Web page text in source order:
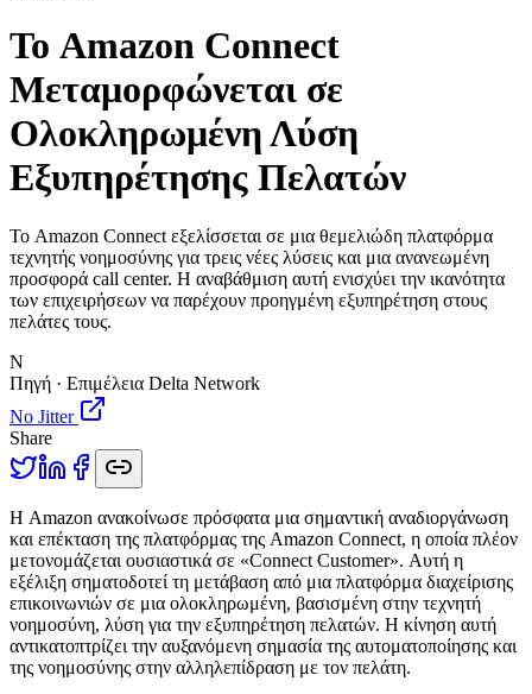
Το Amazon Connect
Μεταμορφώνεται σε
Ολοκληρωμένη Λύση
Εξυπηρέτησης Πελατών
Το Amazon Connect εξελίσσεται σε μια θεμελιώδη πλατφόρμα
τεχνητής νοημοσύνης για τρεις νέες λύσεις και μια ανανεωμένη
προσφορά call center. Η αναβάθμιση αυτή ενισχύει την ικανότητα
των επιχειρήσεων να παρέχουν προηγμένη εξυπηρέτηση στους
πελάτες τους.
N
Πηγή · Επιμέλεια Delta Network
No Jitter
Share
Η Amazon ανακοίνωσε πρόσφατα μια σημαντική αναδιοργάνωση
και επέκταση της πλατφόρμας της Amazon Connect, η οποία πλέον
μετονομάζεται ουσιαστικά σε «Connect Customer». Αυτή η
εξέλιξη σηματοδοτεί τη μετάβαση από μια πλατφόρμα διαχείρισης
επικοινωνιών σε μια ολοκληρωμένη, βασισμένη στην τεχνητή
νοημοσύνη, λύση για την εξυπηρέτηση πελατών. Η κίνηση αυτή
αντικατοπτρίζει την αυξανόμενη σημασία της αυτοματοποίησης και
της νοημοσύνης στην αλληλεπίδραση με τον πελάτη.